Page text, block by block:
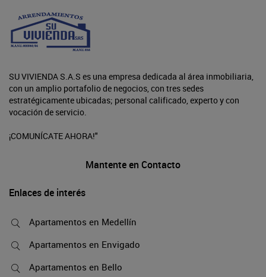
SU VIVIENDA S.A.S es una empresa dedicada al área inmobiliaria,
con un amplio portafolio de negocios, con tres sedes
estratégicamente ubicadas; personal calificado, experto y con
vocación de servicio.
¡COMUNÍCATE AHORA!"
Mantente en Contacto
Enlaces de interés
Apartamentos en Medellín
Apartamentos en Envigado
Apartamentos en Bello